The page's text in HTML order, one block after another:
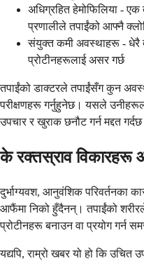
अधिग्रहित हेमोफिलिया - एक
प्रणालीले तपाईंको आफ्नै
संयुक्त कमी अवस्थाहरू - धेरै
प्रोटीनहरूलाई असर गर्छ
तपाईंको डाक्टरले तपाईंसँग कुन
परीक्षणहरू गर्नुहुनेछ। यसले
उपचार र खुराक छनौट गर्न मद्दत
के रक्तस्राव
दुर्भाग्यवश, आनुवंशिक परिवर्तनका
आफैंमा निको हुँदैनन्। तपाईंको शरीरले
प्रोटीनहरू बनाउन वा प्रयोग गर्न
यद्यपि, राम्रो खबर यो हो कि उचित